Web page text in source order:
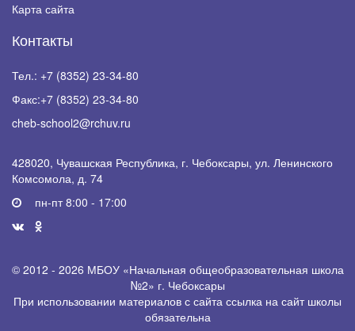
Карта сайта
Контакты
Тел.: +7 (8352) 23-34-80
Факс:+7 (8352) 23-34-80
cheb-school2@rchuv.ru
428020, Чувашская Республика, г. Чебоксары, ул. Ленинского
Комсомола, д. 74
пн-пт 8:00 - 17:00
© 2012 - 2026 МБОУ «Начальная общеобразовательная школа
№2» г. Чебоксары
При использовании материалов с сайта ссылка на сайт школы
обязательна